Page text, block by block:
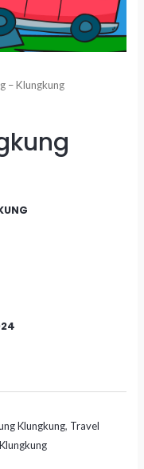
– Klungkung
Klungkung, Travel